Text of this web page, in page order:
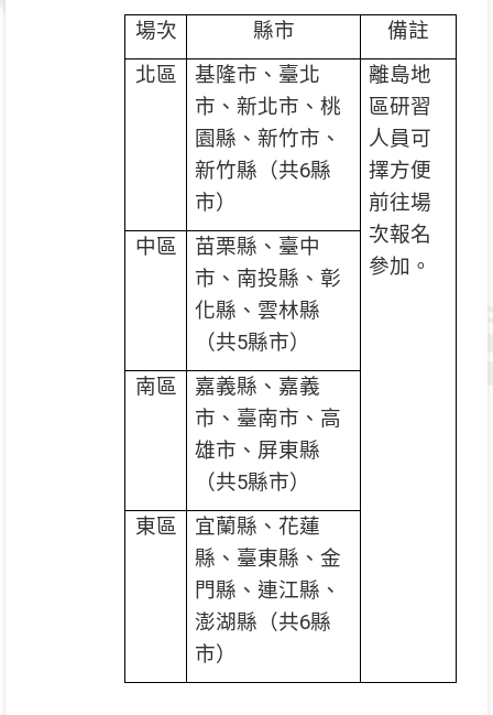
場次
縣市
備註
北區
基隆市、臺北
市、新北市、桃
園縣、新竹市、
新竹縣（共6縣
市）
離島地
區研習
人員可
擇方便
前往場
次報名
參加。
中區
苗栗縣、臺中
市、南投縣、彰
化縣、雲林縣
（共5縣市）
南區
嘉義縣、嘉義
市、臺南市、高
雄市、屏東縣
（共5縣市）
東區
宜蘭縣、花蓮
縣、臺東縣、金
門縣、連江縣、
澎湖縣（共6縣
市）